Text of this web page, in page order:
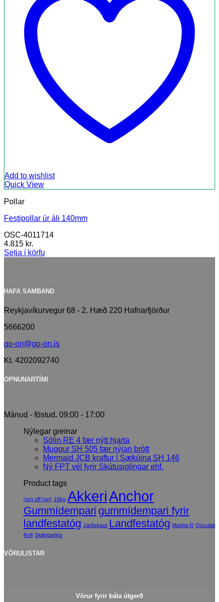
Add to wishlist
Quick View
Pollar
Festipollar úr áli 140mm
OSC-4011714
4.815 kr.
Setja í körfu
HAFA SAMBAND
Reykjavíkurvegur 68 - 2. Hæð 220 Hafnarfjörður
5666200
go-on@go-on.is
Kt. 4202092740
OPNUNARTÍMI
Mánud - föstud. 09:00 - 17:00
Nýlegar greinar
Sólin RE 4 fær nýtt hjarta
Muggur SH 505 fær nýjan þrótt
Mermaid JCB kraftur í Sækúina SH 146
Ný FPT vél fyrir Skútusiglingar ehf.
Product tags
(on) off (on) 10kg AkkeriAnchor
Gummídempari gummídempari fyrir
landfestatóg Jarðskaut Landfestatóg Marine R Osculati
Rofi Siglingarljós
VÖRULISTAR
Vörur fyrir báta útgerð